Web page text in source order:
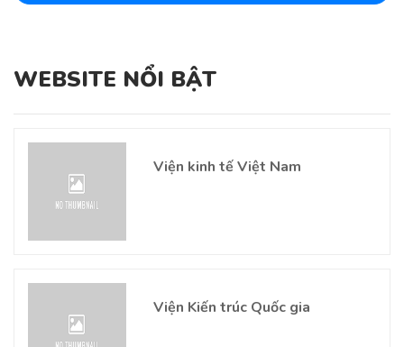
WEBSITE NỔI BẬT
Viện kinh tế Việt Nam
Viện Kiến trúc Quốc gia